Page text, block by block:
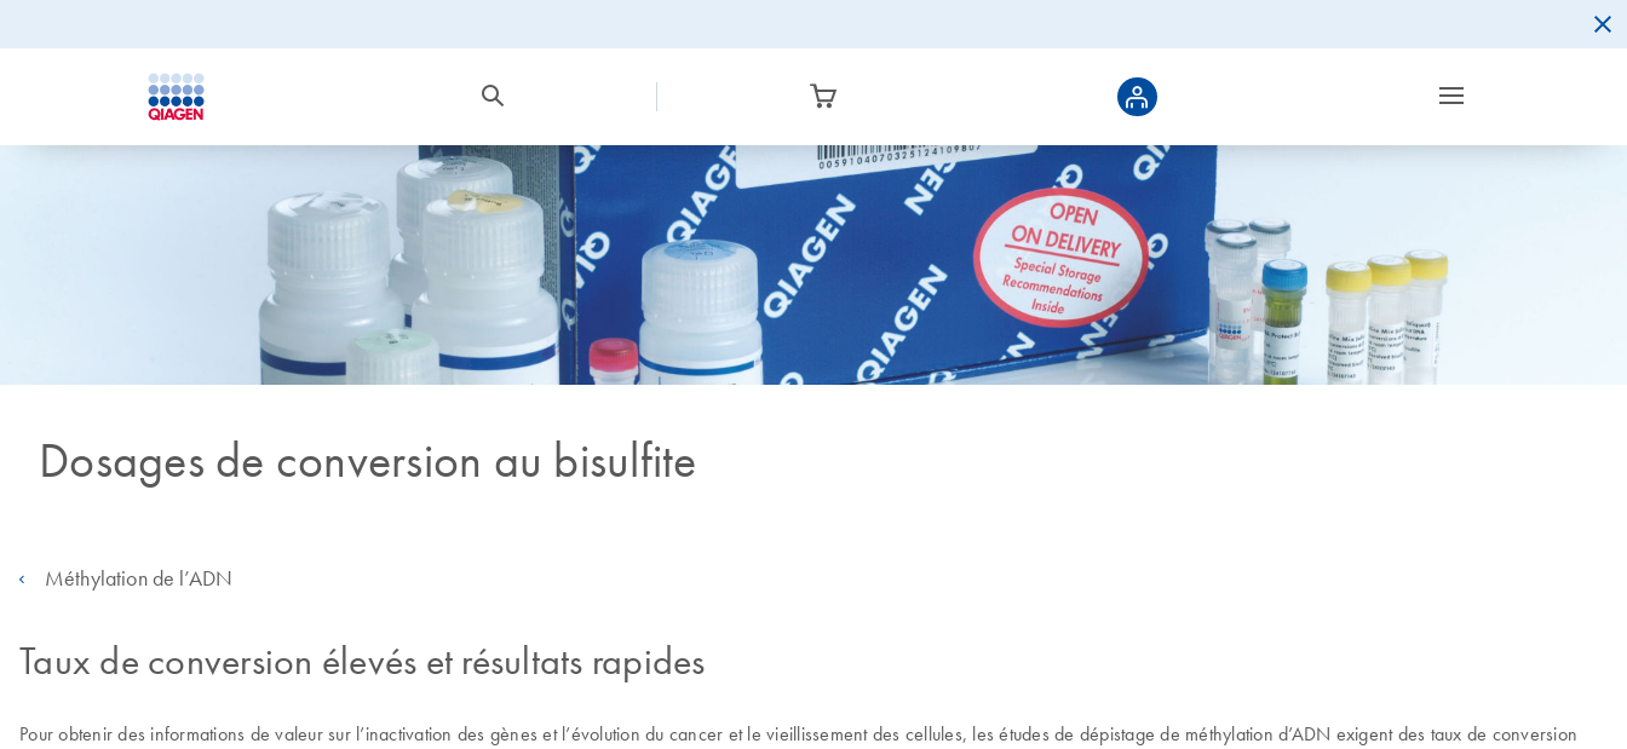
Dosages de conversion au bisulfite
Méthylation de l’ADN
Taux de conversion élevés et résultats rapides
Pour obtenir des informations de valeur sur l’inactivation des gènes et l’évolution du cancer et le vieillissement des cellules, les études de dépistage de méthylation d’ADN exigent des taux de conversion